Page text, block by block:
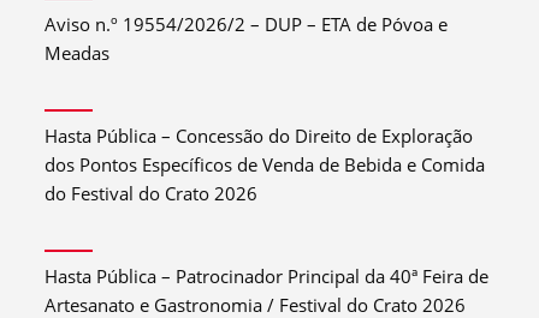
Aviso n.º 19554/2026/2 – DUP – ETA de Póvoa e
Meadas
Hasta Pública – Concessão do Direito de Exploração
dos Pontos Específicos de Venda de Bebida e Comida
do Festival do Crato 2026
Hasta Pública – Patrocinador Principal da 40ª Feira de
Artesanato e Gastronomia / Festival do Crato 2026